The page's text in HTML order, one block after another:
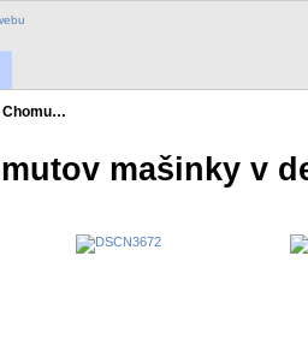
Chomu…
mašinky v